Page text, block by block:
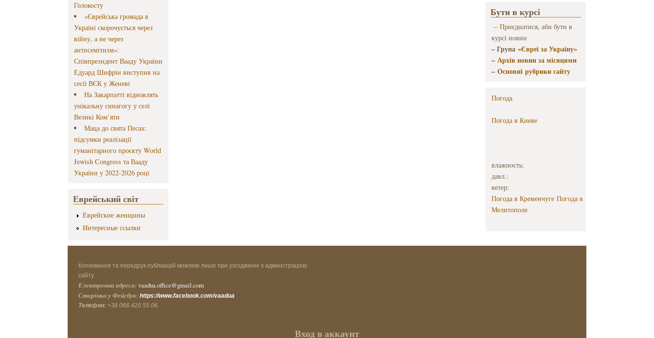
Голокосту
«Єврейська громада в
Україні скорочується через
війну, а не через
антисемітизм»:
Співпрезидент Вааду України
Едуард Шифрін виступив на
сесії ВЄК у Женеві
На Закарпатті відновлять
унікальну синагогу у селі
Великі Ком’яти
Маца до свята Песах:
підсумки реалізації
гуманітарного проєкту World
Jewish Congress та Вааду
України у 2022-2026 році
Еврейський світ
Еврейские женщины
Интересные ссылки
Бути в курсі
– Приєднатися, аби бути в
курсі новин
– Група «Євреї за Україну»
–Архів новин за місяцями
–Основні рубрики сайту
Погода
Погода в Киеве
влажность:
давл.:
ветер:
Погода в Кременчуге Погода в
Мелитополе
Копіювання та передрук публікацій можливі лише при узгодженні з адміністрацією
сайту.
Електронна адреса: vaadua.office@gmail.com
Сторінка у Фейсбук: https://www.facebook.com/vaadua
Телефон: +38 066 420 55 06.
Вход в аккаунт